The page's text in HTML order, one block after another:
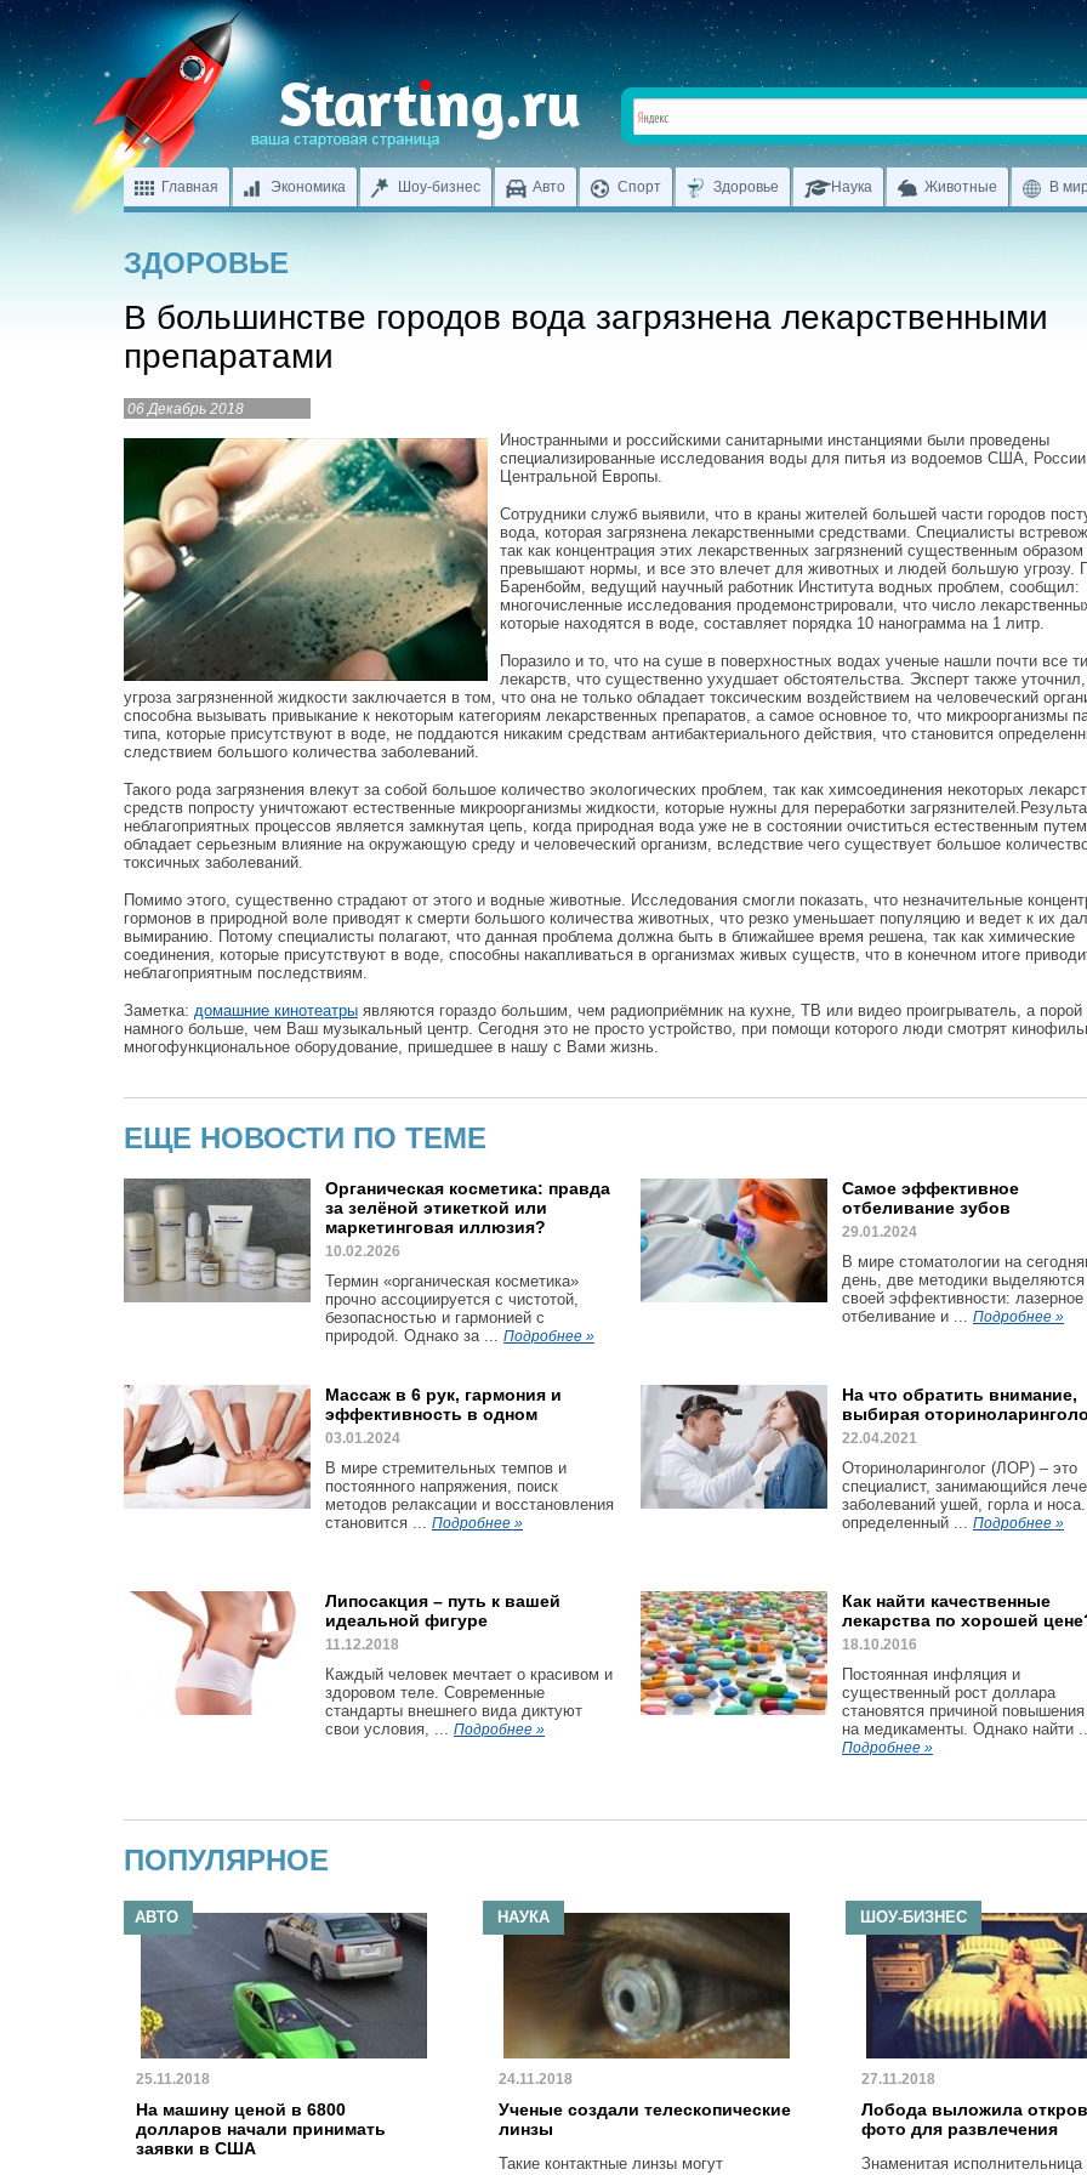
Главная Экономика Шоу-бизнес Авто Спорт Здоровье Наука Животные В
ЗДОРОВЬЕ
В большинстве городов вода загрязнена лекарственными
препаратами
06 Декабрь 2018
Иностранными и российскими санитарными инстанциями были проведены
специализированные исследования воды для питья из водоемов США,
Центральной Европы.
Сотрудники служб выявили, что в краны жителей большей части городов
вода, которая загрязнена лекарственными средствами. Специалисты
так как концентрация этих лекарственных загрязнений существенным образом
превышают нормы, и все это влечет для животных и людей большую угрозу.
Баренбойм, ведущий научный работник Института водных проблем, сообщил:
многочисленные исследования продемонстрировали, что число
которые находятся в воде, составляет порядка 10 нанограмма на 1 литр.
Поразило и то, что на суше в поверхностных водах ученые нашли почти все
лекарств, что существенно ухудшает обстоятельства. Эксперт также
угроза загрязненной жидкости заключается в том, что она не только обладает токсическим воздействием на человеческий
способна вызывать привыкание к некоторым категориям лекарственных препаратов, а самое основное то, что микроорганизмы
типа, которые присутствуют в воде, не поддаются никаким средствам антибактериального действия, что становится
следствием большого количества заболеваний.
Такого рода загрязнения влекут за собой большое количество экологических проблем, так как химсоединения некоторых
средств попросту уничтожают естественные микроорганизмы жидкости, которые нужны для переработки
неблагоприятных процессов является замкнутая цепь, когда природная вода уже не в состоянии очиститься естественным
обладает серьезным влияние на окружающую среду и человеческий организм, вследствие чего существует большое
токсичных заболеваний.
Помимо этого, существенно страдают от этого и водные животные. Исследования смогли показать, что незначительные
гормонов в природной воле приводят к смерти большого количества животных, что резко уменьшает популяцию и ведет к их
вымиранию. Потому специалисты полагают, что данная проблема должна быть в ближайшее время решена, так как химические
соединения, которые присутствуют в воде, способны накапливаться в организмах живых существ, что в конечном итоге
неблагоприятным последствиям.
Заметка: домашние кинотеатры являются гораздо большим, чем радиоприёмник на кухне, ТВ или видео проигрыватель, а
намного больше, чем Ваш музыкальный центр. Сегодня это не просто устройство, при помощи которого люди смотрят
многофункциональное оборудование, пришедшее в нашу с Вами жизнь.
ЕЩЕ НОВОСТИ ПО ТЕМЕ
Органическая косметика: правда
за зелёной этикеткой или
маркетинговая иллюзия?
10.02.2026
Термин «органическая косметика»
прочно ассоциируется с чистотой,
безопасностью и гармонией с
природой. Однако за ... Подробнее »
Самое эффективное
отбеливание зубов
29.01.2024
В мире стоматологии на
день, две методики
своей эффективности: лазерное
отбеливание и ... Подробнее »
Массаж в 6 рук, гармония и
эффективность в одном
03.01.2024
В мире стремительных темпов и
постоянного напряжения, поиск
методов релаксации и восстановления
становится ... Подробнее »
На что обратить внимание,
выбирая
22.04.2021
Оториноларинголог (ЛОР) – это
специалист, занимающийся
заболеваний ушей, горла и
определенный ... Подробнее »
Липосакция – путь к вашей
идеальной фигуре
11.12.2018
Каждый человек мечтает о красивом и
здоровом теле. Современные
стандарты внешнего вида диктуют
свои условия, ... Подробнее »
Как найти качественные
лекарства по хорошей
18.10.2016
Постоянная инфляция и
существенный рост доллара
становятся причиной
на медикаменты. Однако найти
Подробнее »
ПОПУЛЯРНОЕ
АВТО
25.11.2018
На машину ценой в 6800
долларов начали принимать
заявки в США
НАУКА
24.11.2018
Ученые создали телескопические
линзы
Такие контактные линзы могут
ШОУ-БИЗНЕС
27.11.2018
Лобода выложила
фото для развлечения
Знаменитая